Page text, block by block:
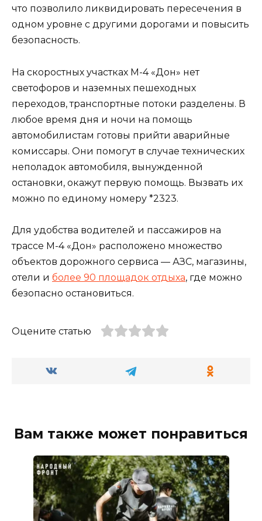
что позволило ликвидировать пересечения в
одном уровне с другими дорогами и повысить
безопасность.
На скоростных участках М-4 «Дон» нет
светофоров и наземных пешеходных
переходов, транспортные потоки разделены. В
любое время дня и ночи на помощь
автомобилистам готовы прийти аварийные
комиссары. Они помогут в случае технических
неполадок автомобиля, вынужденной
остановки, окажут первую помощь. Вызвать их
можно по единому номеру *2323.
Для удобства водителей и пассажиров на
трассе М-4 «Дон» расположено множество
объектов дорожного сервиса — АЗС, магазины,
отели и более 90 площадок отдыха, где можно
безопасно остановиться.
Оцените статью
Вам также может понравиться